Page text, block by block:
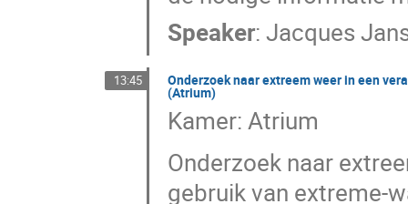
Speaker: Jacques
13:45 Onderzoek naar extreem weer in een
(Atrium)
Kamer: Atrium
Onderzoek naar
gebruik van extreme-